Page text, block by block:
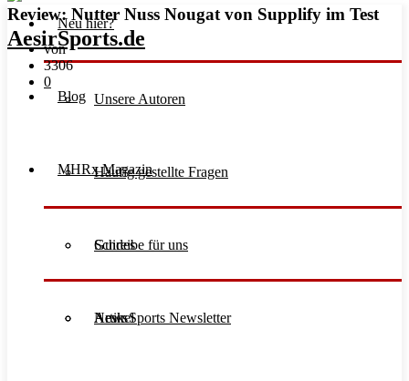
Unsere Autoren
Häufig gestellte Fragen
Schreibe für uns
Aesir Sports Newsletter
Neu hier?
Blog
Guides
Artikel
MHRx Magazin
News
Review: Nutter Nuss Nougat von Supplify im Test
von
3306
0